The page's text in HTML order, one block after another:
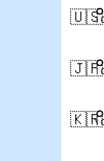
🇺🇸
1
🇯🇵
1
🇰🇷
1